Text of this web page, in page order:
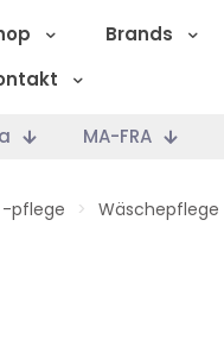
Brands
MA-FRA
-pflege > Wäschepflege